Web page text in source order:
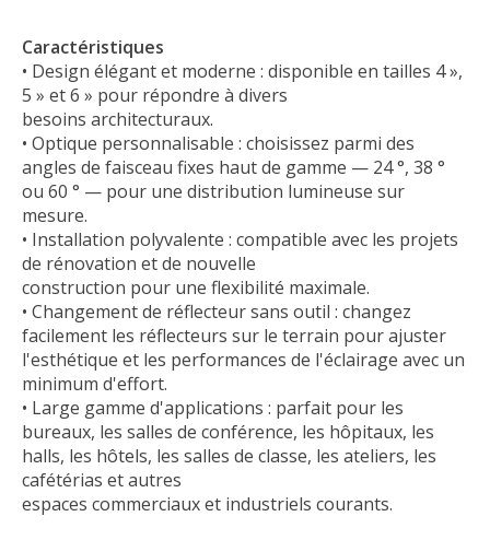
Caractéristiques
• Design élégant et moderne : disponible en tailles 4 »,
5 » et 6 » pour répondre à divers
besoins architecturaux.
• Optique personnalisable : choisissez parmi des
angles de faisceau fixes haut de gamme — 24 °, 38 °
ou 60 ° — pour une distribution lumineuse sur
mesure.
• Installation polyvalente : compatible avec les projets
de rénovation et de nouvelle
construction pour une flexibilité maximale.
• Changement de réflecteur sans outil : changez
facilement les réflecteurs sur le terrain pour ajuster
l'esthétique et les performances de l'éclairage avec un
minimum d'effort.
• Large gamme d'applications : parfait pour les
bureaux, les salles de conférence, les hôpitaux, les
halls, les hôtels, les salles de classe, les ateliers, les
cafétérias et autres
espaces commerciaux et industriels courants.